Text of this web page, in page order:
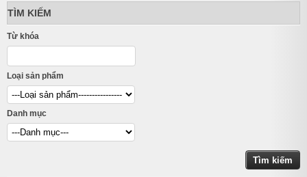
TÌM KIẾM
Từ khóa
Loại sản phẩm
Danh mục